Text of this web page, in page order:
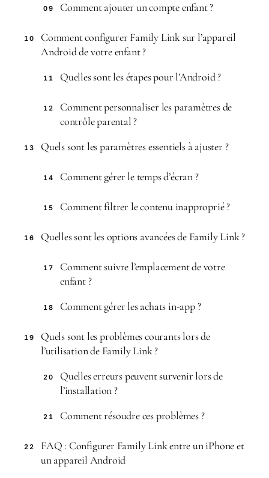
09 Comment ajouter un compte enfant ?
10
Comment configurer Family Link sur l’appareil
Android de votre enfant ?
11 Quelles sont les étapes pour l’Android ?
12
Comment personnaliser les paramètres de
contrôle parental ?
13 Quels sont les paramètres essentiels à ajuster ?
14 Comment gérer le temps d’écran ?
15 Comment filtrer le contenu inapproprié ?
16 Quelles sont les options avancées de Family Link ?
17
Comment suivre l’emplacement de votre
enfant ?
18 Comment gérer les achats in-app ?
19
Quels sont les problèmes courants lors de
l’utilisation de Family Link ?
20
Quelles erreurs peuvent survenir lors de
l’installation ?
21 Comment résoudre ces problèmes ?
22
FAQ : Configurer Family Link entre un iPhone et
un appareil Android